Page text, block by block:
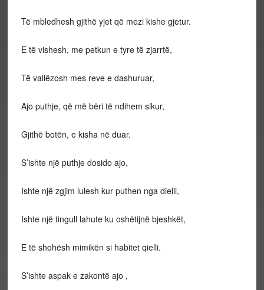
Të mbledhesh gjithë yjet që mezi kishe gjetur.
E të vishesh, me petkun e tyre të zjarrtë,
Të vallëzosh mes reve e dashuruar,
Ajo puthje, që më bëri të ndihem sikur,
Gjithë botën, e kisha në duar.
S’ishte një puthje dosido ajo,
Ishte një zgjim lulesh kur puthen nga dielli,
Ishte një tingull lahute ku oshëtijnë bjeshkët,
E të shohësh mimikën si habitet qielli.
S’ishte aspak e zakontë ajo ,